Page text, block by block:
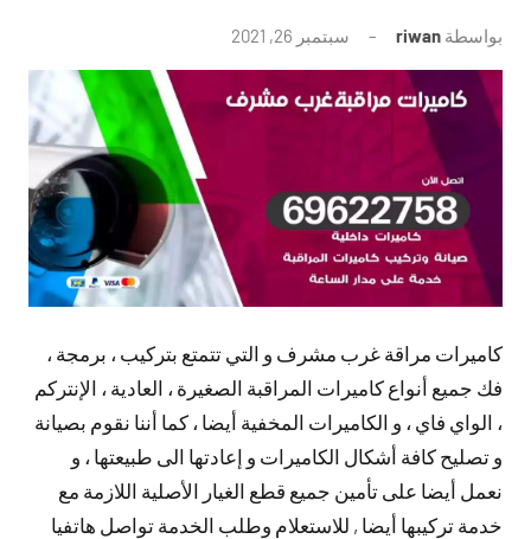
بواسطة riwan سبتمبر 26, 2021
توجد
تعليقات
كاميرات مراقة غرب مشرف و التي تتمتع بتركيب ، برمجة ،
فك جميع أنواع كاميرات المراقبة الصغيرة ، العادية ، الإنتركم
، الواي فاي ، و الكاميرات المخفية أيضا ، كما أننا نقوم بصيانة
و تصليح كافة أشكال الكاميرات و إعادتها الى طبيعتها ، و
نعمل أيضا على تأمين جميع قطع الغيار الأصلية اللازمة مع
خدمة تركيبها أيضا , للاستعلام وطلب الخدمة تواصل هاتفيا